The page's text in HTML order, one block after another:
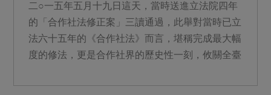
二○一五年五月十九日這天，當時送進立法院四年
的「合作社法修正案」三讀通過，此舉對當時已立
法六十五年的《合作社法》而言，堪稱完成最大幅
度的修法，更是合作社界的歷史性一刻，攸關全臺